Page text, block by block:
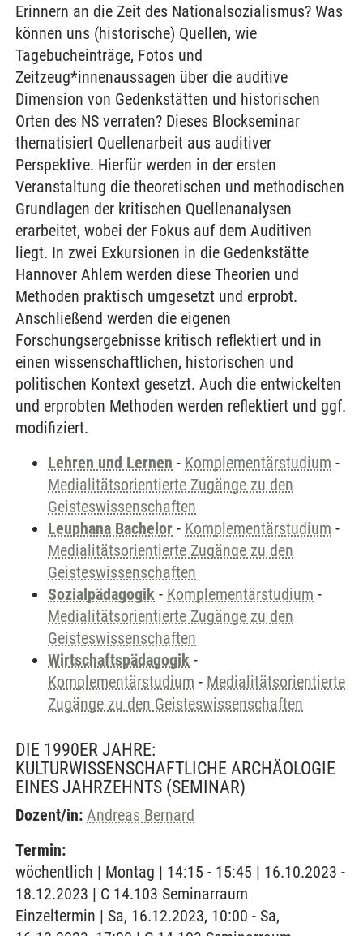
Erinnern an die Zeit des Nationalsozialismus? Was
können uns (historische) Quellen, wie
Tagebucheinträge, Fotos und
Zeitzeug*innenaussagen über die auditive
Dimension von Gedenkstätten und historischen
Orten des NS verraten? Dieses Blockseminar
thematisiert Quellenarbeit aus auditiver
Perspektive. Hierfür werden in der ersten
Veranstaltung die theoretischen und methodischen
Grundlagen der kritischen Quellenanalysen
erarbeitet, wobei der Fokus auf dem Auditiven
liegt. In zwei Exkursionen in die Gedenkstätte
Hannover Ahlem werden diese Theorien und
Methoden praktisch umgesetzt und erprobt.
Anschließend werden die eigenen
Forschungsergebnisse kritisch reflektiert und in
einen wissenschaftlichen, historischen und
politischen Kontext gesetzt. Auch die entwickelten
und erprobten Methoden werden reflektiert und ggf.
modifiziert.
Lehren und Lernen - Komplementärstudium -
Medialitätsorientierte Zugänge zu den
Geisteswissenschaften
Leuphana Bachelor - Komplementärstudium -
Medialitätsorientierte Zugänge zu den
Geisteswissenschaften
Sozialpädagogik - Komplementärstudium -
Medialitätsorientierte Zugänge zu den
Geisteswissenschaften
Wirtschaftspädagogik -
Komplementärstudium - Medialitätsorientierte
Zugänge zu den Geisteswissenschaften
DIE 1990ER JAHRE:
KULTURWISSENSCHAFTLICHE ARCHÄOLOGIE
EINES JAHRZEHNTS (SEMINAR)
Dozent/in: Andreas Bernard
Termin:
wöchentlich | Montag | 14:15 - 15:45 | 16.10.2023 -
18.12.2023 | C 14.103 Seminarraum
Einzeltermin | Sa, 16.12.2023, 10:00 - Sa,